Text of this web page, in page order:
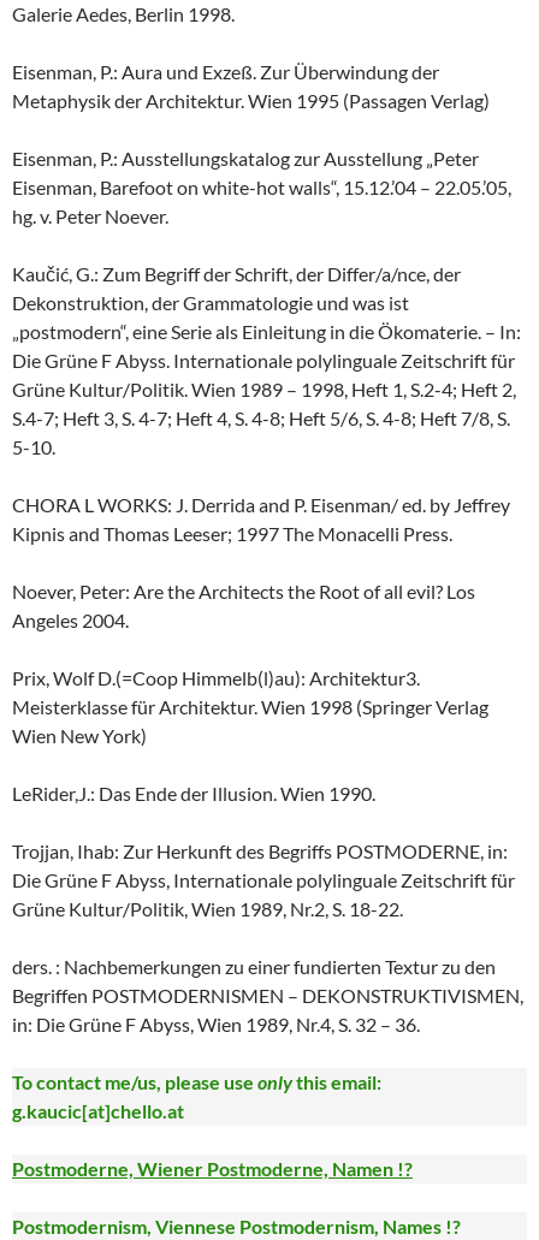
Galerie Aedes, Berlin 1998.
Eisenman, P.: Aura und Exzeß. Zur Überwindung der
Metaphysik der Architektur. Wien 1995 (Passagen Verlag)
Eisenman, P.: Ausstellungskatalog zur Ausstellung „Peter
Eisenman, Barefoot on white-hot walls“, 15.12.’04 – 22.05.’05,
hg. v. Peter Noever.
Kaučić, G.: Zum Begriff der Schrift, der Differ/a/nce, der
Dekonstruktion, der Grammatologie und was ist
„postmodern“, eine Serie als Einleitung in die Ökomaterie. – In:
Die Grüne F Abyss. Internationale polylinguale Zeitschrift für
Grüne Kultur/Politik. Wien 1989 – 1998, Heft 1, S.2-4; Heft 2,
S.4-7; Heft 3, S. 4-7; Heft 4, S. 4-8; Heft 5/6, S. 4-8; Heft 7/8, S.
5-10.
CHORA L WORKS: J. Derrida and P. Eisenman/ ed. by Jeffrey
Kipnis and Thomas Leeser; 1997 The Monacelli Press.
Noever, Peter: Are the Architects the Root of all evil? Los
Angeles 2004.
Prix, Wolf D.(=Coop Himmelb(l)au): Architektur3.
Meisterklasse für Architektur. Wien 1998 (Springer Verlag
Wien New York)
LeRider,J.: Das Ende der Illusion. Wien 1990.
Trojjan, Ihab: Zur Herkunft des Begriffs POSTMODERNE, in:
Die Grüne F Abyss, Internationale polylinguale Zeitschrift für
Grüne Kultur/Politik, Wien 1989, Nr.2, S. 18-22.
ders. : Nachbemerkungen zu einer fundierten Textur zu den
Begriffen POSTMODERNISMEN – DEKONSTRUKTIVISMEN,
in: Die Grüne F Abyss, Wien 1989, Nr.4, S. 32 – 36.
To contact me/us, please use onlythis email:
g.kaucic[at]chello.at
Postmoderne, Wiener Postmoderne, Namen !?
Postmodernism, Viennese Postmodernism, Names !?